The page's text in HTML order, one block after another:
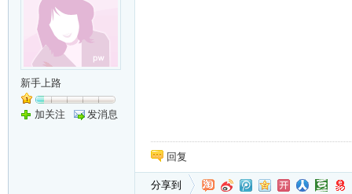
新手上路
加关注 发消息
回复
分享到